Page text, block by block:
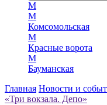
М
М
Комсомольская
М
Красные ворота
М
Бауманская
Главная Новости и
«Три вокзала. Депо»